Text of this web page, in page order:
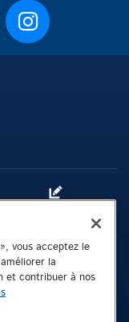
vous acceptez le
la
et contribuer à nos